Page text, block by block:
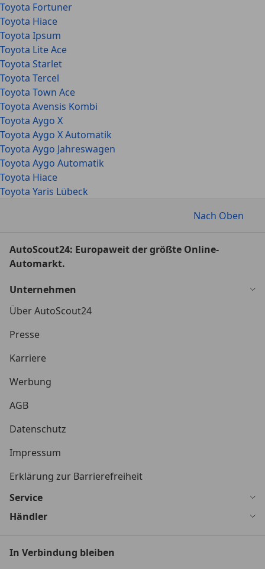
Toyota Fortuner
Toyota Hiace
Toyota Ipsum
Toyota Lite Ace
Toyota Starlet
Toyota Tercel
Toyota Town Ace
Toyota Avensis Kombi
Toyota Aygo X
Toyota Aygo X Automatik
Toyota Aygo Jahreswagen
Toyota Aygo Automatik
Toyota Hiace
Toyota Yaris Lübeck
Nach Oben
AutoScout24: Europaweit der größte Online-
Automarkt.
Unternehmen
Über AutoScout24
Presse
Karriere
Werbung
AGB
Datenschutz
Impressum
Erklärung zur Barrierefreiheit
Service
Händler
In Verbindung bleiben